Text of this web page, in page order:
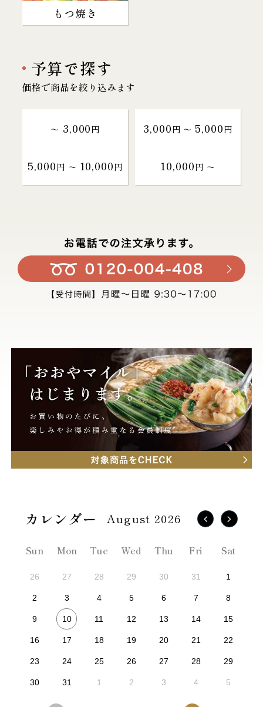
もつ焼き
予算で探す
価格で商品を絞り込みます
～ 3,000円 3,000円 〜 5,000円
5,000円 〜 10,000円 10,000円 〜
August 2026
Sun Mon Tue Wed Thu Fri Sat
26 27 28 29 30 31 1
2 3 4 5 6 7 8
9 10 11 12 13 14 15
16 17 18 19 20 21 22
23 24 25 26 27 28 29
30 31 1 2 3 4 5